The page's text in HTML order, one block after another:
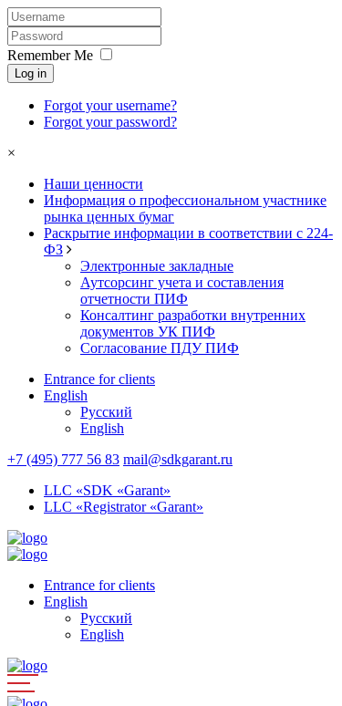
Remember Me
Log in
Forgot your username?
Forgot your password?
×
Наши ценности
Информация о профессиональном участнике
рынка ценных бумаг
Раскрытие информации в соответствии с 224-
ФЗ
Электронные закладные
Аутсорсинг учета и составления
отчетности ПИФ
Консалтинг разработки внутренних
документов УК ПИФ
Согласование ПДУ ПИФ
Entrance for clients
English
Русский
English
+7 (495) 777 56 83 mail@sdkgarant.ru
LLC «SDK «Garant»
LLC «Registrator «Garant»
Entrance for clients
English
Русский
English